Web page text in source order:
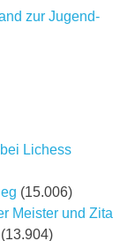
zur Jugend-
Lichess
(15.006)
Meister und Zita
(13.904)